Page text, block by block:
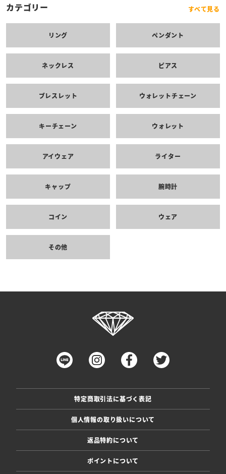
カテゴリー すべて見る
リング ペンダント
ネックレス ピアス
ブレスレット ウォレットチェーン
キーチェーン ウォレット
アイウェア ライター
キャップ 腕時計
コイン ウェア
その他
特定商取引法に基づく表記
個人情報の取り扱いについて
返品特約について
ポイントについて